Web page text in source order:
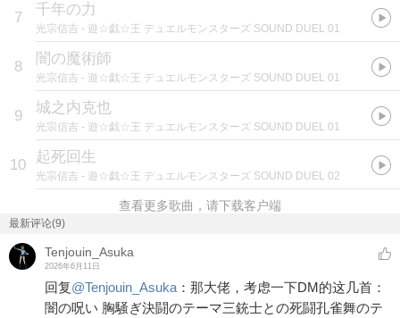
7 千年の力
光宗信吉 - 遊☆戯☆王 デュエルモンスターズ SOUND DUEL 01
8 闇の魔術師
光宗信吉 - 遊☆戯☆王 デュエルモンスターズ SOUND DUEL 01
9 城之内克也
光宗信吉 - 遊☆戯☆王 デュエルモンスターズ SOUND DUEL 01
10 起死回生
光宗信吉 - 遊☆戯☆王 デュエルモンスターズ SOUND DUEL 02
查看更多歌曲，请下载客户端
最新评论(9)
Tenjouin_Asuka
2026年6月11日
回复@Tenjouin_Asuka ： 那大佬，考虑一下DM的这几首：
闇の呪い 胸騒ぎ ​決闘のテーマ ​三銃士との死闘 ​孔雀舞のテ